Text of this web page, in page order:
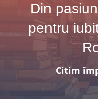
Din
pentru
Citim